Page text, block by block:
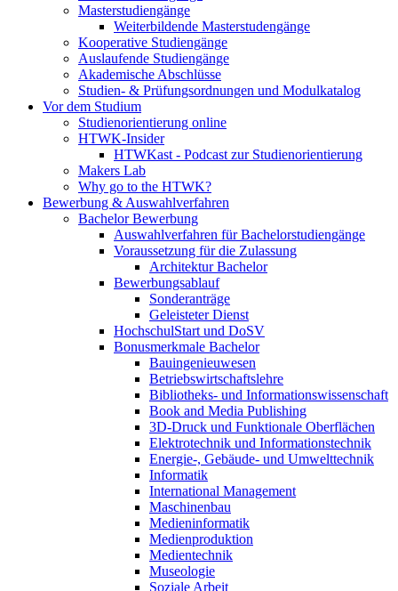
Masterstudiengänge
Weiterbildende Masterstudengänge
Kooperative Studiengänge
Auslaufende Studiengänge
Akademische Abschlüsse
Studien- & Prüfungsordnungen und Modulkatalog
Vor dem Studium
Studienorientierung online
HTWK-Insider
HTWKast - Podcast zur Studienorientierung
Makers Lab
Why go to the HTWK?
Bewerbung & Auswahlverfahren
Bachelor Bewerbung
Auswahlverfahren für Bachelorstudiengänge
Voraussetzung für die Zulassung
Architektur Bachelor
Bewerbungsablauf
Sonderanträge
Geleisteter Dienst
HochschulStart und DoSV
Bonusmerkmale Bachelor
Bauingenieuwesen
Betriebswirtschaftslehre
Bibliotheks- und Informationswissenschaft
Book and Media Publishing
3D-Druck und Funktionale Oberflächen
Elektrotechnik und Informationstechnik
Energie-, Gebäude- und Umwelttechnik
Informatik
International Management
Maschinenbau
Medieninformatik
Medienproduktion
Medientechnik
Museologie
Soziale Arbeit